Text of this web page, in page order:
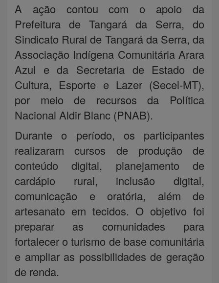
A ação contou com o apoio da
Prefeitura de Tangará da Serra, do
Sindicato Rural de Tangará da Serra, da
Associação Indígena Comunitária Arara
Azul e da Secretaria de Estado de
Cultura, Esporte e Lazer (Secel-MT),
por meio de recursos da Política
Nacional Aldir Blanc (PNAB).
Durante o período, os participantes
realizaram cursos de produção de
conteúdo digital, planejamento de
cardápio rural, inclusão digital,
comunicação e oratória, além de
artesanato em tecidos. O objetivo foi
preparar as comunidades para
fortalecer o turismo de base comunitária
e ampliar as possibilidades de geração
de renda.